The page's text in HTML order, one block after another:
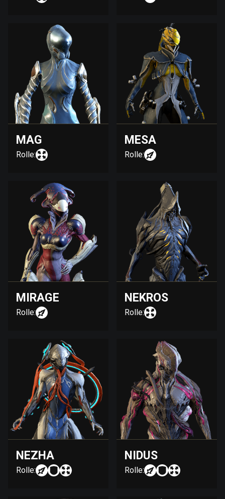
MAG
Rolle:
MESA
Rolle:
MIRAGE
Rolle:
NEKROS
Rolle:
NEZHA
Rolle:
NIDUS
Rolle: